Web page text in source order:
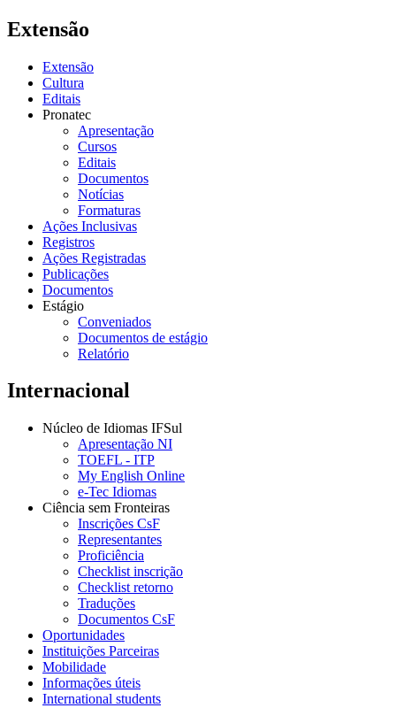
Extensão
Extensão
Cultura
Editais
Pronatec
Apresentação
Cursos
Editais
Documentos
Notícias
Formaturas
Ações Inclusivas
Registros
Ações Registradas
Publicações
Documentos
Estágio
Conveniados
Documentos de estágio
Relatório
Internacional
Núcleo de Idiomas IFSul
Apresentação NI
TOEFL - ITP
My English Online
e-Tec Idiomas
Ciência sem Fronteiras
Inscrições CsF
Representantes
Proficiência
Checklist inscrição
Checklist retorno
Traduções
Documentos CsF
Oportunidades
Instituições Parceiras
Mobilidade
Informações úteis
International students